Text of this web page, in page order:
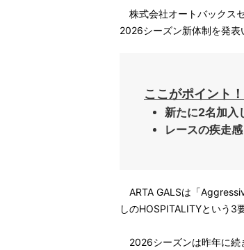
株式会社オートバックス
2026シーズン新体制を発表
ここがポイント！
新たに2名加
レースの疾走
ARTA GALSは「
しのHOSPITALITYという3
2026シーズンは昨年に続